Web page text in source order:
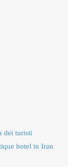
dei turisti
hotel in Iran